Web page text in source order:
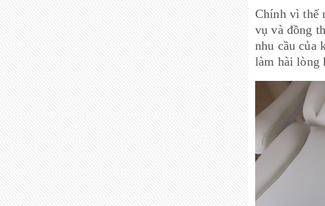
Chính vì thế
vụ và đồng
nhu cầu của
làm hài lòng